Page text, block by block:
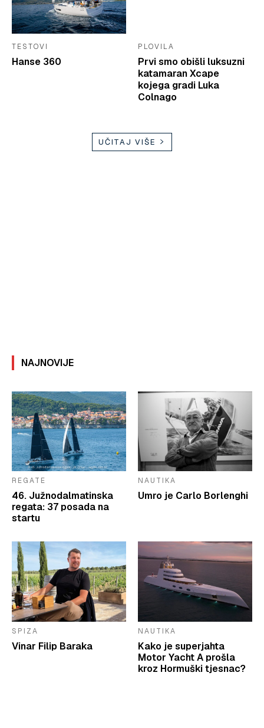
TESTOVI
Hanse 360
PLOVILA
Prvi smo obišli luksuzni
katamaran Xcape
kojega gradi Luka
Colnago
UČITAJ VIŠE
NAJNOVIJE
REGATE
46. Južnodalmatinska
regata: 37 posada na
startu
NAUTIKA
Umro je Carlo Borlenghi
SPIZA
Vinar Filip Baraka
NAUTIKA
Kako je superjahta
Motor Yacht A prošla
kroz Hormuški tjesnac?